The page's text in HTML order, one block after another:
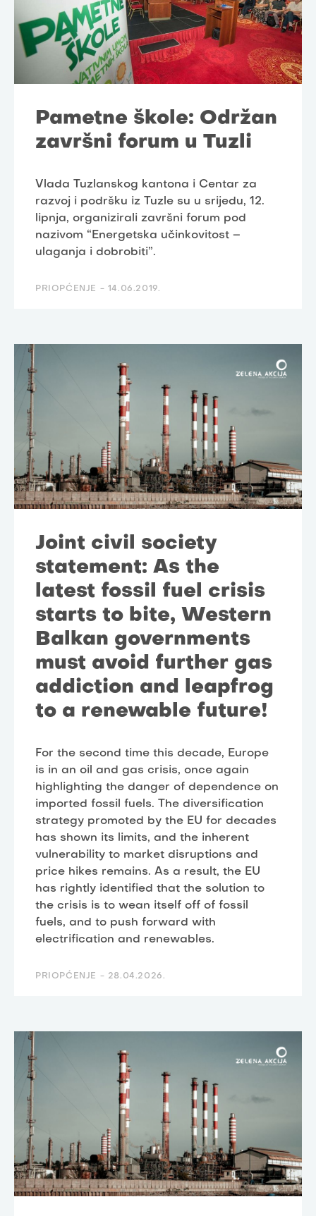
Pametne škole: Održan
završni forum u Tuzli
Vlada Tuzlanskog kantona i Centar za
razvoj i podršku iz Tuzle su u srijedu, 12.
lipnja, organizirali završni forum pod
nazivom “Energetska učinkovitost –
ulaganja i dobrobiti”.
PRIOPĆENJE - 14.06.2019.
Joint civil society
statement: As the
latest fossil fuel crisis
starts to bite, Western
Balkan governments
must avoid further gas
addiction and leapfrog
to a renewable future!
For the second time this decade, Europe
is in an oil and gas crisis, once again
highlighting the danger of dependence on
imported fossil fuels. The diversification
strategy promoted by the EU for decades
has shown its limits, and the inherent
vulnerability to market disruptions and
price hikes remains. As a result, the EU
has rightly identified that the solution to
the crisis is to wean itself off of fossil
fuels, and to push forward with
electrification and renewables.
PRIOPĆENJE - 28.04.2026.